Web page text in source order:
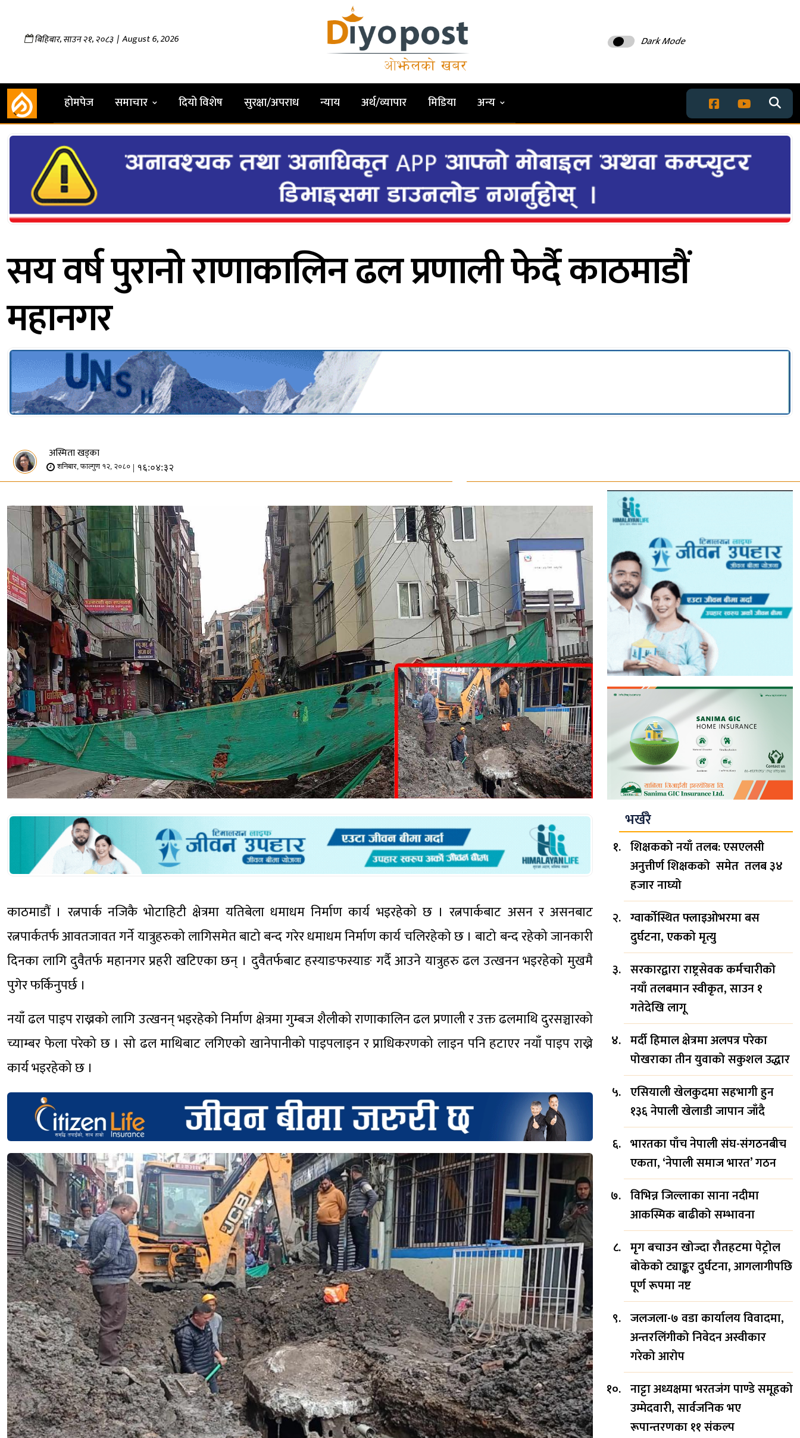
बिहिबार,साउन२१,२०८३| August 6, 2026 Dark Mode
होमपेज समाचार दियो विशेष सुरक्षा/अपराध न्याय अर्थ/व्यापार मिडिया अन्य
सय वर्ष पुरानो राणाकालिन ढल प्रणाली फेर्दै काठमाडौं
महानगर
अस्मिता खड्का
शनिबार, फाल्गुण १२, २०८० | १६:०४:३२
काठमाडौं । रत्नपार्क नजिकै भोटाहिटी क्षेत्रमा यतिबेला धमाधम निर्माण कार्य भइरहेको छ । रत्नपार्कबाट असन र असनबाट
रत्नपार्कतर्फ आवतजावत गर्ने यात्रुहरुको लागिसमेत बाटो बन्द गरेर धमाधम निर्माण कार्य चलिरहेको छ । बाटो बन्द रहेको जानकारी
दिनका लागि दुवैतर्फ महानगर प्रहरी खटिएका छन् । दुवैतर्फबाट हस्याङफस्याङ गर्दै आउने यात्रुहरु ढल उत्खनन भइरहेको मुखमै
पुगेर फर्किनुपर्छ ।
नयाँ ढल पाइप राख्नको लागि उत्खनन् भइरहेको निर्माण क्षेत्रमा गुम्बज शैलीको राणाकालिन ढल प्रणाली र उक्त ढलमाथि दुरसञ्चारको
च्याम्बर फेला परेको छ । सो ढल माथिबाट लगिएको खानेपानीको पाइपलाइन र प्राधिकरणको लाइन पनि हटाएर नयाँ पाइप राख्ने
कार्य भइरहेको छ ।
भर्खरै
शिक्षकको नयाँ तलब: एसएलसी
अनुत्तीर्ण शिक्षकको समेत तलब ३४
हजार नाघ्यो
ग्वार्कोस्थित फ्लाइओभरमा बस
दुर्घटना, एकको मृत्यु
सरकारद्वारा राष्ट्रसेवक कर्मचारीको
नयाँ तलबमान स्वीकृत, साउन १
गतेदेखि लागू
मर्दी हिमाल क्षेत्रमा अलपत्र परेका
पोखराका तीन युवाको सकुशल उद्धार
एसियाली खेलकुदमा सहभागी हुन
१३६ नेपाली खेलाडी जापान जाँदै
भारतका पाँच नेपाली संघ-संगठनबीच
एकता, ‘नेपाली समाज भारत’ गठन
विभिन्न जिल्लाका साना नदीमा
आकस्मिक बाढीको सम्भावना
मृग बचाउन खोज्दा रौतहटमा पेट्रोल
बोकेको ट्याङ्कर दुर्घटना, आगलागीपछि
पूर्ण रूपमा नष्ट
जलजला-७ वडा कार्यालय विवादमा,
अन्तरलिंगीको निवेदन अस्वीकार
गरेको आरोप
नाट्टा अध्यक्षमा भरतजंग पाण्डे समूहको
उम्मेदवारी, सार्वजनिक भए
रूपान्तरणका ११ संकल्प